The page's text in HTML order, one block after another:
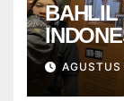
BAHLIL